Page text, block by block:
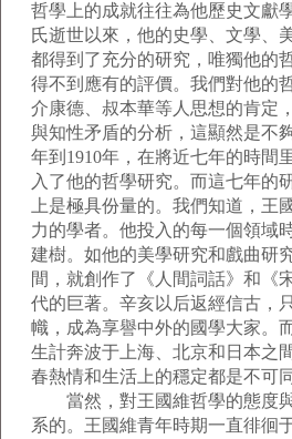
哲學上的成就往往為他歷史文獻
氏逝世以來，他的史學、文學、
都得到了充分的研究，唯獨他的
得不到應有的評價。我們對他的
介康德、叔本華等人思想的肯定
與知性矛盾的分析，這顯然是不
年到1910年，在將近七年的時間
入了他的哲學研究。而這七年的
上是極具份量的。我們知道，王
力的學者。他投入的每一個領域
建樹。如他的美學研究和戲曲研
間，就創作了《人間詞話》和《
代的巨著。辛亥以后返經信古，
幟，成為享譽中外的國學大家。
生計奔波于上海、北京和日本之
春熱情和生活上的穩定都是不可
當然，對王國維哲學的態度與
系的。王國維青年時期一直徘徊